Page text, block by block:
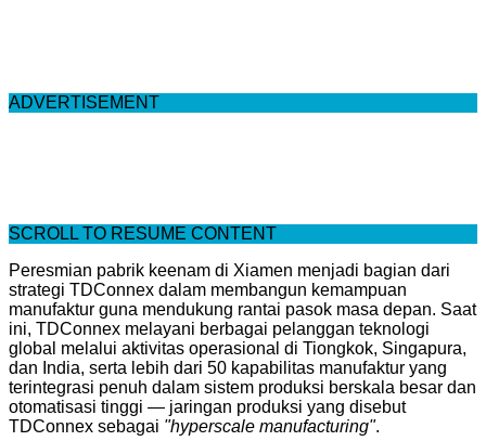
ADVERTISEMENT
SCROLL TO RESUME CONTENT
Peresmian pabrik keenam di Xiamen menjadi bagian dari
strategi TDConnex dalam membangun kemampuan
manufaktur guna mendukung rantai pasok masa depan. Saat
ini, TDConnex melayani berbagai pelanggan teknologi
global melalui aktivitas operasional di Tiongkok, Singapura,
dan India, serta lebih dari 50 kapabilitas manufaktur yang
terintegrasi penuh dalam sistem produksi berskala besar dan
otomatisasi tinggi — jaringan produksi yang disebut
TDConnex sebagai "hyperscale manufacturing".